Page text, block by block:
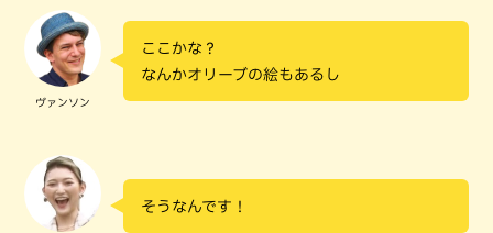
ヴァンソン
ここかな？
なんかオリーブの絵もあるし
そうなんです！